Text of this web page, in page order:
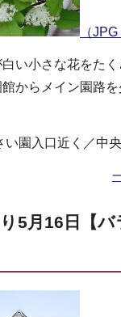
（
い小さな花をたく
からメイン園路
い園入口近く／中
5月16日【バ